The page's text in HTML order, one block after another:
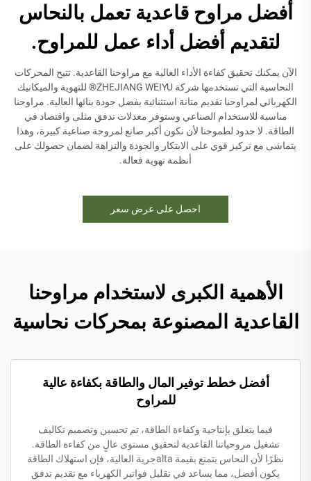
أفضل مراوح قاعدية تعمل بالنحاس
لتقديم أفضل أداء عمل للمراوح.
الآن يمكنك تحقيق كفاءة الأداء العالية مع مراوحنا القاعدية. تتيح المحركات
النحاسية التي تستخدمها شركة ZHEJIANG WEIYU® للتهوية والميكانيك
الكهربائي لمراوحنا تقديم متانة استثنائية بفضل جودة بنائها العالية. مراوحنا
مناسبة للاستخدام الصناعي وستوفر معدلات تدفق مثلى واقتصاد في
الطاقة. لا حدود لطموحنا لأن نكون أكبر صانع لمروحة صناعية كبيرة، وهذا
يتماشى مع تركيز قوي على الابتكار والجودة والنزاهة لضمان حصولك على
أنظمة تهوية فعالة.
احصل على عرض سعر
الأهمية الكبرى لاستخدام مراوحنا
القاعدية المصنوعة بمحركات نحاسية
أفضل خطط توفير المال والطاقة بكفاءة عالية
للمراوح
فيما يتعلق بإنتاجية وكفاءة الطاقة، تم تحسين وتصميم تكاليف
تشغيل مروحياتنا القاعدية لتحقيق مستوى عالٍ من كفاءة الطاقة.
نظرًا لأن النحاس يتمتع بقيمة altaجرية العالية، فإن استهلاك الطاقة
يكون أفضل، مما يساعد في تقليل فواتير الكهرباء مع تقديم تدفق